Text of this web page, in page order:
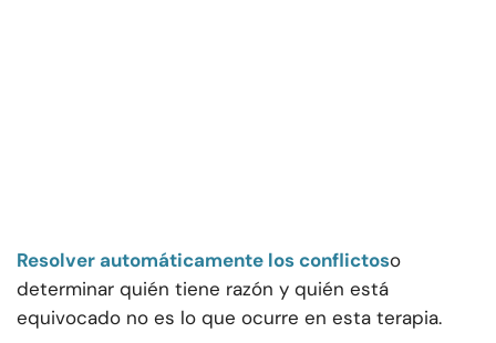
Resolver automáticamente los conflictoso
determinar quién tiene razón y quién está
equivocado no es lo que ocurre en esta terapia.